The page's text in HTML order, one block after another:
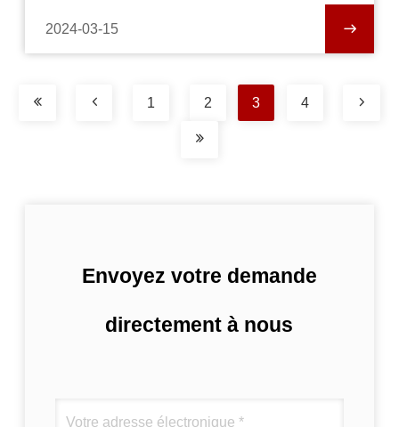
2024-03-15
1 2 3 4
Envoyez votre demande
directement à nous